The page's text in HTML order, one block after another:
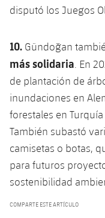
disputó los Juegos
10. Gündoğan
más solidaria . En
de plantación de
inundaciones en
forestales en
También subastó
camisetas o botas,
para futuros
sostenibilidad
COMPARTE ESTE ARTÍCULO